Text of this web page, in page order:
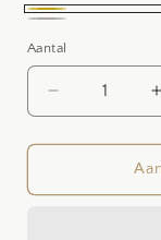
Goud
plated
Aantal
Aantal
Aantal
verlagen
voor